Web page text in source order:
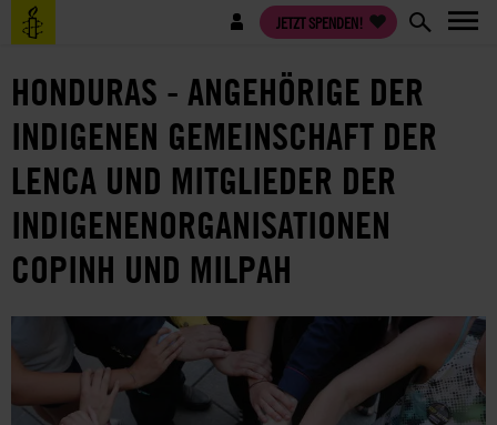
Direkt
zum
Benutzermenü JETZT SPENDEN!
HONDURAS - ANGEHÖRIGE DER
INDIGENEN GEMEINSCHAFT DER
LENCA UND MITGLIEDER DER
INDIGENENORGANISATIONEN
COPINH UND MILPAH